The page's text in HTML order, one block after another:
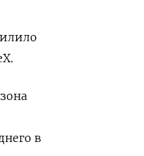
в